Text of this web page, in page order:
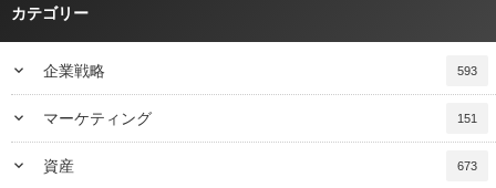
カテゴリー
keyboard_arrow_down 企業戦略 593
keyboard_arrow_down マーケティング 151
keyboard_arrow_down 資産 673